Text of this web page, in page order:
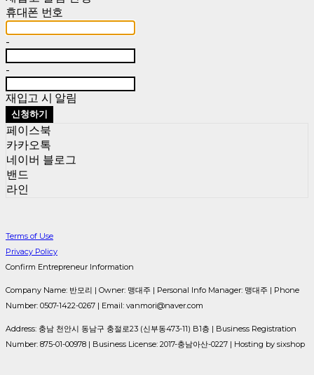
휴대폰 번호
-
-
재입고 시 알림
신청하기
페이스북
카카오톡
네이버 블로그
밴드
라인
Terms of Use
Privacy Policy
Confirm Entrepreneur Information
Company Name: 반모리 | Owner: 맹대주 | Personal Info Manager: 맹대주 | Phone
Number: 0507-1422-0267 | Email: vanmori@naver.com
Address: 충남 천안시 동남구 충절로23 (신부동473-11) B1층 | Business Registration
Number: 875-01-00978 | Business License: 2017-충남아산-0227 | Hosting by sixshop